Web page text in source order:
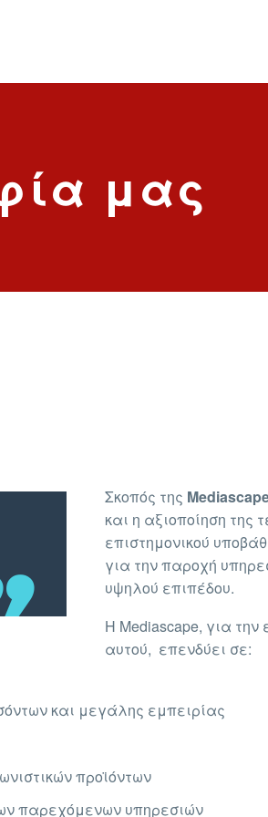
μας
Σκοπός της
και η αξιοποίηση της
επιστημονικού
για την παροχή
υψηλού επιπέδου.
Η Mediascape, για την
αυτού, επενδύει σε:
και μεγάλης εμπειρίας
προϊόντων
παρεχόμενων υπηρεσιών